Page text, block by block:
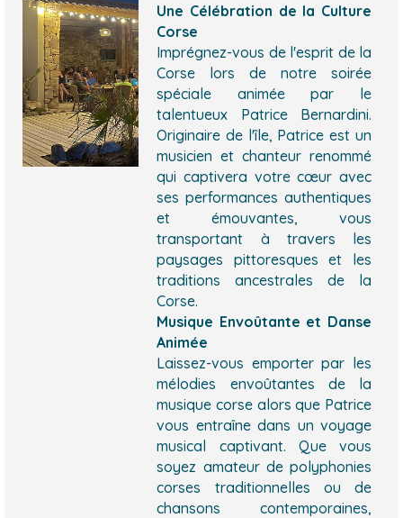
Une Célébration de la Culture
Corse
Imprégnez-vous de l'esprit de la
Corse lors de notre soirée
spéciale animée par le
talentueux Patrice Bernardini.
Originaire de l'île, Patrice est un
musicien et chanteur renommé
qui captivera votre cœur avec
ses performances authentiques
et émouvantes, vous
transportant à travers les
paysages pittoresques et les
traditions ancestrales de la
Corse.
Musique Envoûtante et Danse
Animée
Laissez-vous emporter par les
mélodies envoûtantes de la
musique corse alors que Patrice
vous entraîne dans un voyage
musical captivant. Que vous
soyez amateur de polyphonies
corses traditionnelles ou de
chansons contemporaines,